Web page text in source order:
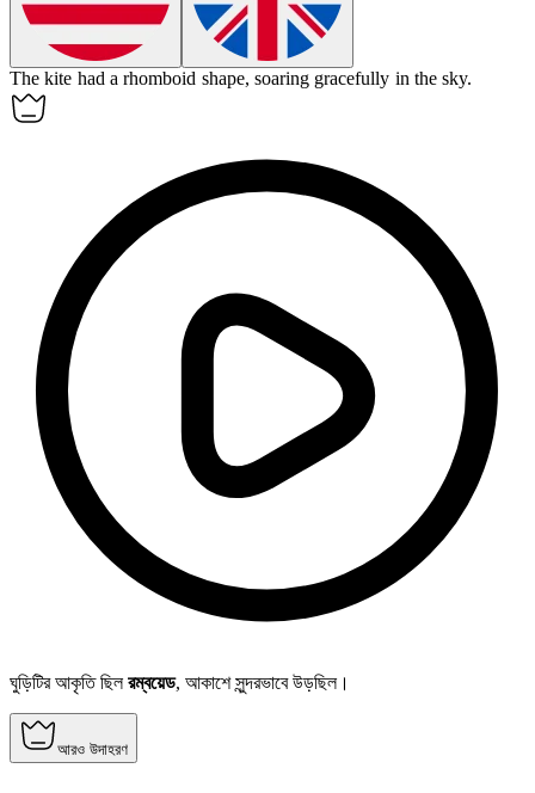
The kite had arhomboid shape, soaring gracefully in the sky.
ঘুড়িটির আকৃতি ছিলরম্বয়েড, আকাশে সুন্দরভাবে উড়ছিল।
আরও উদাহরণ